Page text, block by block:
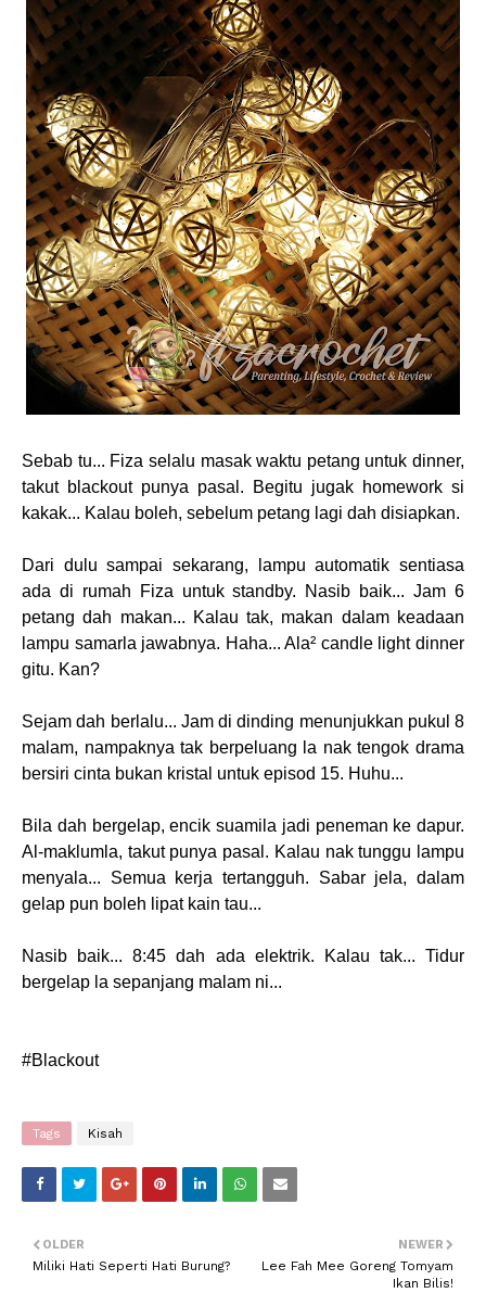
Sebab tu... Fiza selalu masak waktu petang untuk dinner,
takut blackout punya pasal. Begitu jugak homework si
kakak... Kalau boleh, sebelum petang lagi dah disiapkan.
Dari dulu sampai sekarang, lampu automatik sentiasa
ada di rumah Fiza untuk standby. Nasib baik... Jam 6
petang dah makan... Kalau tak, makan dalam keadaan
lampu samarla jawabnya. Haha... Ala² candle light dinner
gitu. Kan?
Sejam dah berlalu... Jam di dinding menunjukkan pukul 8
malam, nampaknya tak berpeluang la nak tengok drama
bersiri cinta bukan kristal untuk episod 15. Huhu...
Bila dah bergelap, encik suamila jadi peneman ke dapur.
Al-maklumla, takut punya pasal. Kalau nak tunggu lampu
menyala... Semua kerja tertangguh. Sabar jela, dalam
gelap pun boleh lipat kain tau...
Nasib baik... 8:45 dah ada elektrik. Kalau tak... Tidur
bergelap la sepanjang malam ni...
#Blackout
Tags Kisah
NEWER
Lee Fah Mee Goreng Tomyam
Ikan Bilis!
OLDER
Miliki Hati Seperti Hati Burung?